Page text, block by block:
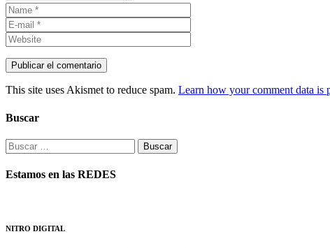
This site uses Akismet to reduce spam. Learn how your comment data is
Buscar
Buscar:
Estamos en las REDES
NITRO DIGITAL